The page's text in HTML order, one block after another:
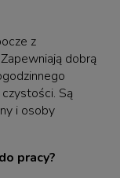
z
dobrą
Są
i osoby
pracy?